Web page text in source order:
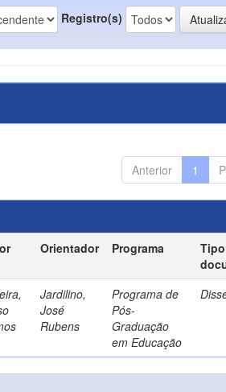
Registro(s)
Anterior 1
Orientador Programa
Jardilino,
José
Rubens
Programa de
Pós-
Graduação
em Educação